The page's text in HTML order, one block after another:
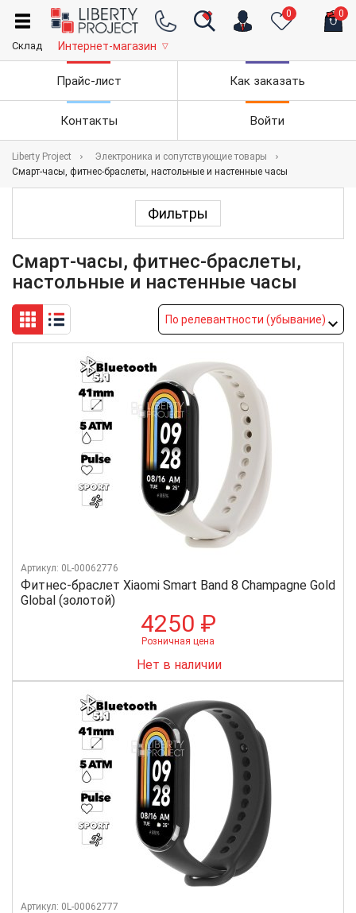
0 0
Склад Интернет-магазин ▽
Прайс-лист Как заказать
Контакты Войти
Liberty Project
Электроника и сопутствующие товары
Смарт-часы, фитнес-браслеты, настольные и настенные часы
Фильтры
Смарт-часы, фитнес-браслеты,
настольные и настенные часы
По релевантности (убывание)
Фитнес-браслет Xiaomi Smart Band 8 Champagne Gold
Global (золотой)
Артикул: 0L-00062776
4250 ₽
Розничная цена
Нет в наличии
Артикул: 0L-00062777